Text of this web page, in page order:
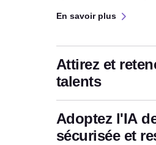
En savoir plus
Attirez et
talents
Adoptez l'IA
sécurisée et